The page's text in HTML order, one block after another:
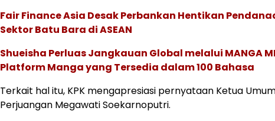
Fair Finance Asia Desak Perbankan Hentikan
Sektor Batu Bara di ASEAN
Shueisha Perluas Jangkauan Global melalui MANGA
Platform Manga yang Tersedia dalam 100 Bahasa
Terkait hal itu, KPK mengapresiasi pernyataan Ketua
Perjuangan Megawati Soekarnoputri.